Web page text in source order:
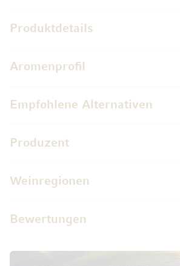
Produktdetails
Aromenprofil
Empfohlene Alternativen
Produzent
Weinregionen
Bewertungen